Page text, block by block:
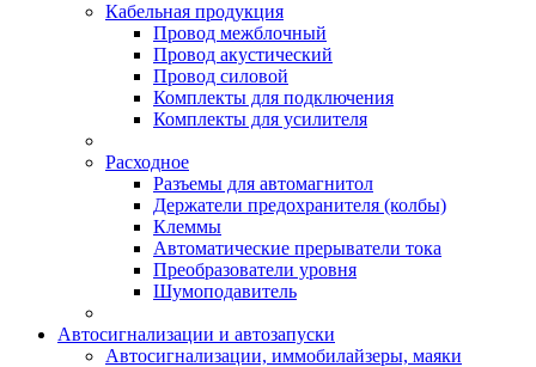
Кабельная продукция
Провод межблочный
Провод акустический
Провод силовой
Комплекты для подключения
Комплекты для усилителя
Расходное
Разъемы для автомагнитол
Держатели предохранителя (колбы)
Клеммы
Автоматические прерыватели тока
Преобразователи уровня
Шумоподавитель
Автосигнализации и автозапуски
Автосигнализации, иммобилайзеры, маяки